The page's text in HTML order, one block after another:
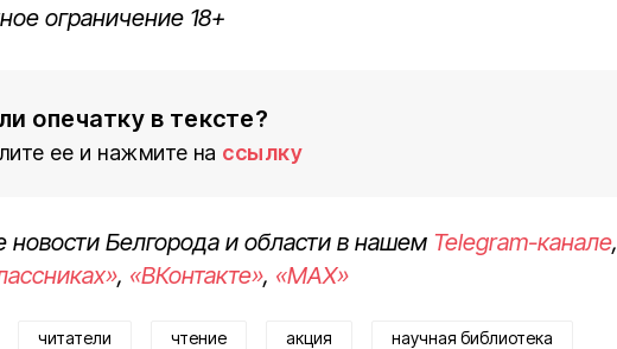
ограничение 18+
опечатку в тексте?
ее и нажмите на ссылку
новости Белгорода и области в нашем Telegram-канале,
, «ВКонтакте», «MAX»
читатели чтение акция научная библиотека